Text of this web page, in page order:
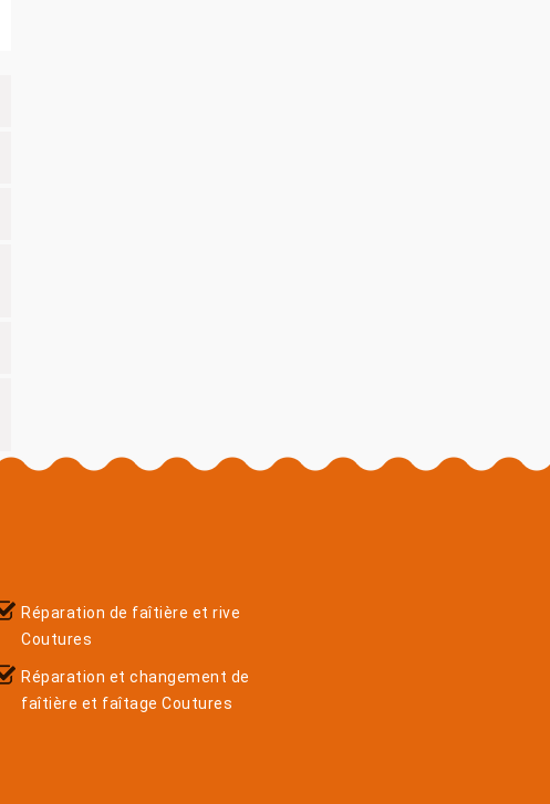
Réparation de faîtière et rive
Coutures
Réparation et changement de
faîtière et faîtage Coutures